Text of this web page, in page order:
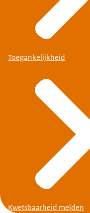
Toegankelijkheid
Kwetsbaarheid melden